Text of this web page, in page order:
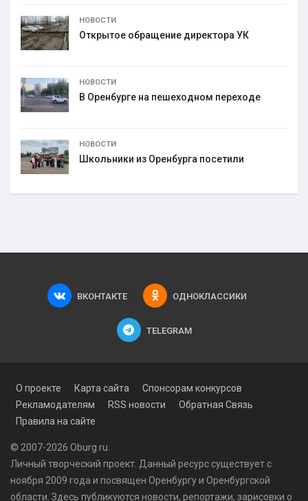
НОВОСТИ
Открытое обращение директора УК
НОВОСТИ
В Оренбурге на пешеходном переходе
НОВОСТИ
Школьники из Оренбурга посетили
ВКОНТАКТЕ ОДНОКЛАССИКИ
TELEGRAM
О проекте Карта сайта
Спонсорам конкурсов
Рекламодателям
RSS новости
Обратная Связь
Правила на сайте
© 2007-2026 Oburg.ru.
Личный творческий проект. Данный ресурс существует с
ноября 2009 года и посвящен Оренбургу и Оренбургской
области. Здесь публикуются новости, репортажи, зарисовки о